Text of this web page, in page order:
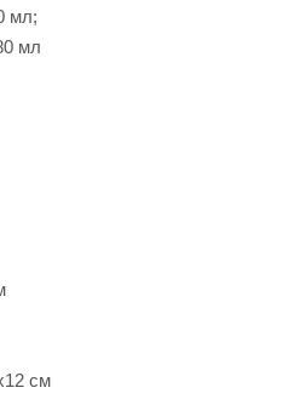
мл;
мл
см